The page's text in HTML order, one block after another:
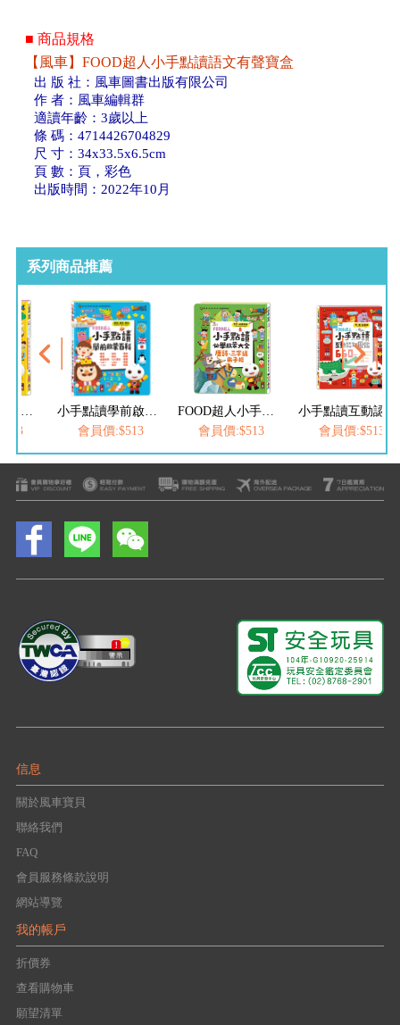
■ 商品規格
【風車】FOOD超人小手點讀語文有聲寶盒
出 版 社：風車圖書出版有限公司
作 者：風車編輯群
適讀年齡：3歲以上
條 碼：4714426704829
尺 寸：34x33.5x6.5cm
頁 數：頁，彩色
出版時間：2022年10月
系列商品推薦
FOOD超人小手點讀ㄅㄆㄇ拼音書
小手點讀學前啟蒙百科(ㄅㄆㄇ+ABC+123+兒歌)-FOOD超人
會員價:$513
FOOD超人小手點讀必學大全(唐詩+三字經+弟子規)
會員價:$513
會員價:$513
信息
關於風車寶貝
聯絡我們
FAQ
會員服務條款說明
網站導覽
我的帳戶
折價券
查看購物車
願望清單